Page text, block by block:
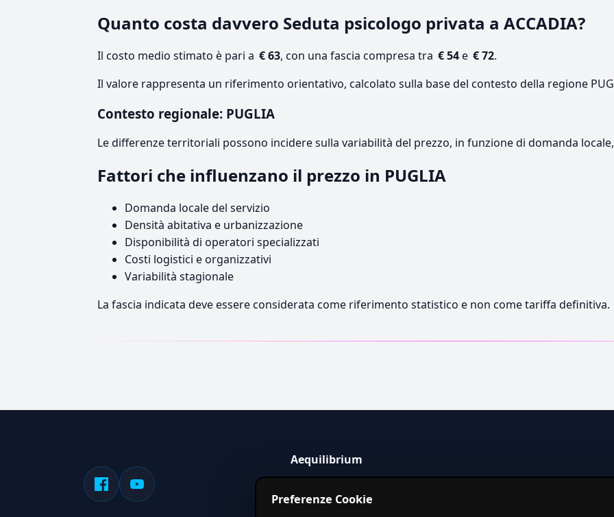
Quanto costa davvero Seduta psicologo privata a ACCADIA?
Il costo medio stimato è pari a € 63, con una fascia compresa tra € 54e € 72.
Il valore rappresenta un riferimento orientativo, calcolato sulla base del contesto della regione
Contesto regionale: PUGLIA
Le differenze territoriali possono incidere sulla variabilità del prezzo, in funzione di domanda
Fattori che influenzano il prezzo in PUGLIA
Domanda locale del servizio
Densità abitativa e urbanizzazione
Disponibilità di operatori specializzati
Costi logistici e organizzativi
Variabilità stagionale
La fascia indicata deve essere considerata come riferimento statistico e non come tariffa definitiva.
Aequilibrium
servizi in Italia.
Preferenze Cookie